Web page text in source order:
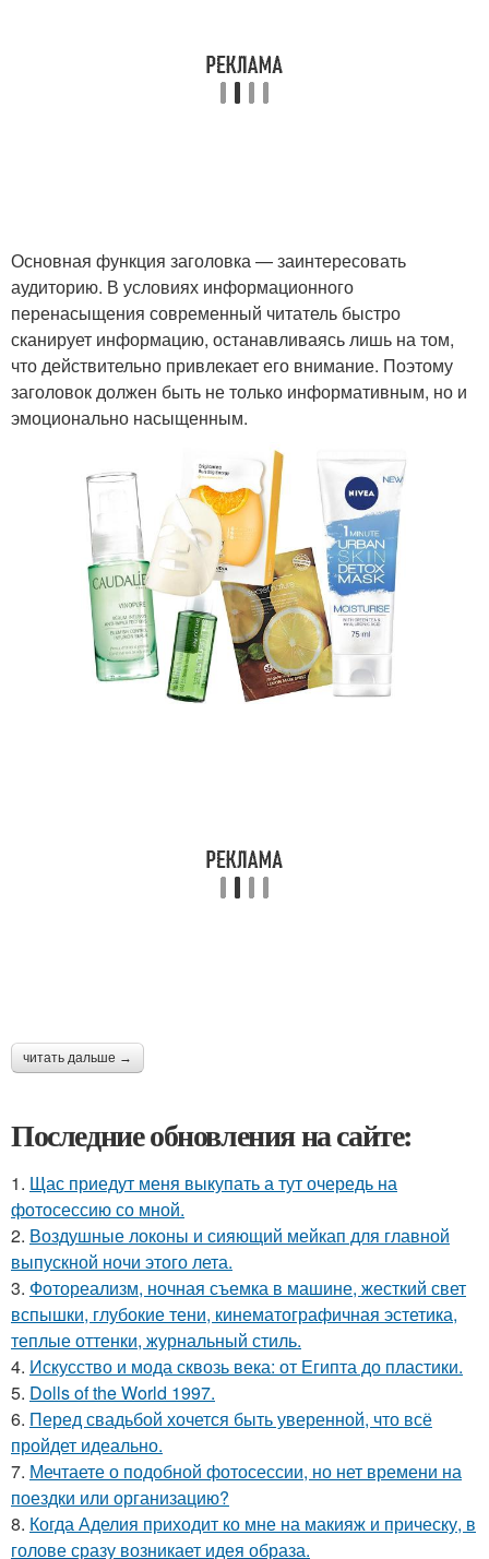
Основная функция заголовка — заинтересовать
аудиторию. В условиях информационного
перенасыщения современный читатель быстро
сканирует информацию, останавливаясь лишь на том,
что действительно привлекает его внимание. Поэтому
заголовок должен быть не только информативным, но и
эмоционально насыщенным.
читать дальше →
Последние обновления на сайте:
1. Щас приедут меня выкупать а тут очередь на
фотосессию со мной.
2. Воздушные локоны и сияющий мейкап для главной
выпускной ночи этого лета.
3. Фотореализм, ночная съемка в машине, жесткий свет
вспышки, глубокие тени, кинематографичная эстетика,
теплые оттенки, журнальный стиль.
4. Искусство и мода сквозь века: от Египта до пластики.
5. Dolls of the World 1997.
6. Перед свадьбой хочется быть уверенной, что всё
пройдет идеально.
7. Мечтаете о подобной фотосессии, но нет времени на
поездки или организацию?
8. Когда Аделия приходит ко мне на макияж и прическу, в
голове сразу возникает идея образа.